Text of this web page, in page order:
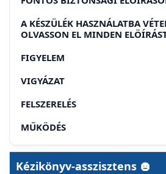
A KÉSZÜLÉK HASZNÁLATBA
OLVASSON EL MINDEN
FIGYELEM
VIGYÁZAT
FELSZERELÉS
MŰKÖDÉS
ÜZEMELTETÉS
Kézikönyv-asszisztens